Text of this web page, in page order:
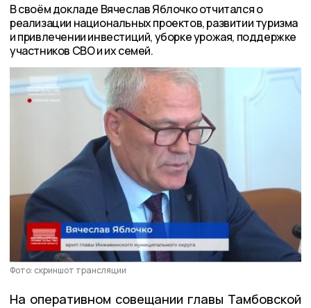
В своём докладе Вячеслав Яблочко отчитался о
реализации национальных проектов, развитии туризма
и привлечении инвестиций, уборке урожая, поддержке
участников СВО и их семей.
Фото: скриншот трансляции
На оперативном совещании главы Тамбовской